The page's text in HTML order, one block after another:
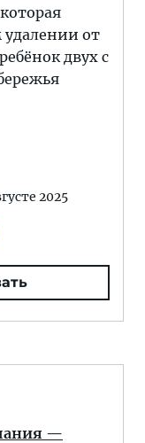
удалении от
двух с
2025
—